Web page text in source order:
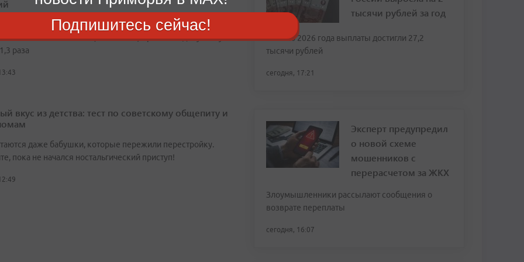
бактерии группы кишечной палочки, а уровень общей
обсемененности (КМАФАнМ) превысил допустимую
раза
вкус из детства: тест по советскому общепиту и
даже бабушки, которые пережили перестройку.
пока не начался ностальгический приступ!
тысячи рублей за год
К июлю 2026 года выплаты достигли 27,2
тысячи рублей
сегодня, 17:21
Эксперт предупредил
о новой схеме
мошенников с
перерасчетом за ЖКХ
Злоумышленники рассылают сообщения о
возврате переплаты
сегодня, 16:07
Подпишитесь сейчас!